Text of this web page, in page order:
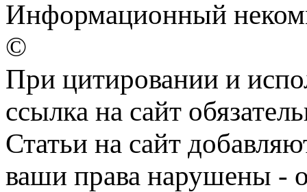
Информационный
©
При цитировании и
ссылка на сайт
Статьи на сайт
ваши права нарушены -